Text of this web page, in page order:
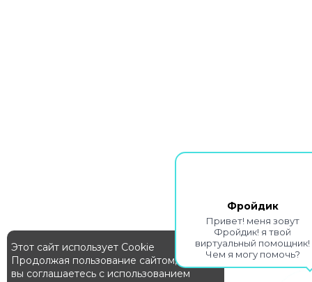
Фройдик
Привет! меня зовут
Фройдик! я твой
виртуальный помощник!
Чем я могу помочь?
Этот сайт использует Cookie
Продолжая пользование сайтом,
вы соглашаетесь с использованием